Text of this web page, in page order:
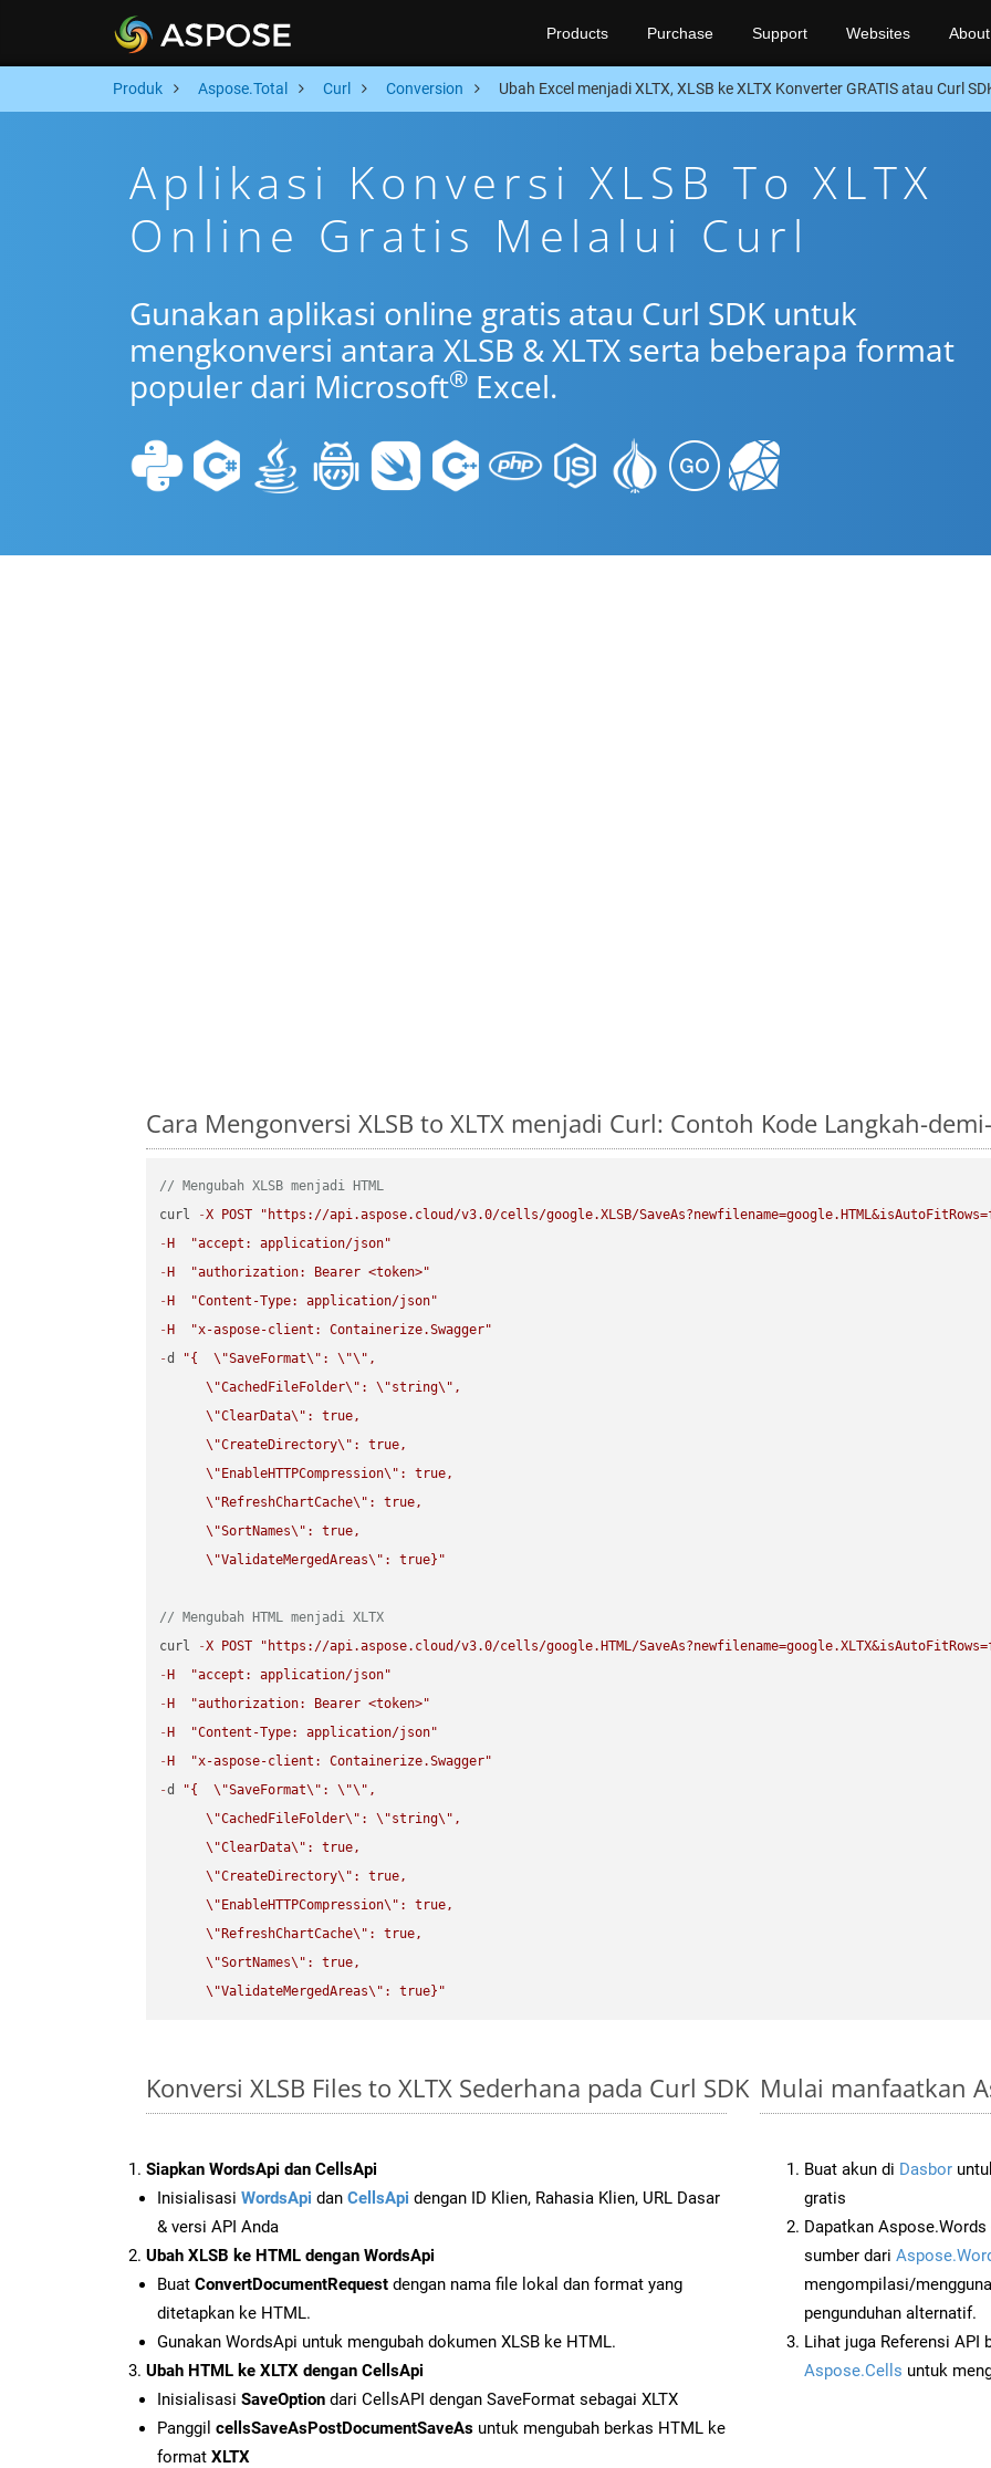
Products Purchase Support Websites About
Produk Aspose.Total Curl Conversion Ubah Excel menjadi XLTX, XLSB ke XLTX Konverter GRATIS atau Curl
Aplikasi Konversi XLSB To XLTX
Online Gratis Melalui Curl
Gunakan aplikasi online gratis atau Curl SDK untuk
mengkonversi antara XLSB & XLTX serta beberapa format
populer dari Microsoft® Excel.
Cara Mengonversi XLSB to XLTX menjadi Curl: Contoh Kode Langkah-
// Mengubah XLSB menjadi HTML
curl
-X POST
"https://api.aspose.cloud/v3.0/cells/google.XLSB/
- H
"accept: application/json"
- H
"authorization: Bearer <token>"
- H
"Content-Type: application/json"
- H
"x-aspose-client: Containerize.Swagger"
-d "{ \"SaveFormat\" : \"\" ,
\"CachedFileFolder\" : \"string\" ,
\"ClearData\" : true,
\"CreateDirectory\" : true,
\" EnableHTTPCompression\" : true,
\" RefreshChartCache\" : true,
\"SortNames\" : true,
\"ValidateMergedAreas\" : true}"
// Mengubah HTML menjadi XLTX
curl
-X POST
"https://api.aspose.cloud/v3.0/cells/google.HTML/
- H
"accept: application/json"
- H
"authorization: Bearer <token>"
- H
"Content-Type: application/json"
- H
"x-aspose-client: Containerize.Swagger"
-d "{ \"SaveFormat\" : \"\" ,
\"CachedFileFolder\" : \"string\" ,
\"ClearData\" : true,
\"CreateDirectory\" : true,
\" EnableHTTPCompression\" : true,
\" RefreshChartCache\" : true,
\"SortNames\" : true,
\"ValidateMergedAreas\" : true}"
Konversi XLSB Files to XLTX Sederhana pada Curl SDK
Siapkan WordsApi dan CellsApi
Inisialisasi WordsApi dan CellsApi dengan ID Klien, Rahasia Klien, URL Dasar
& versi API Anda
Ubah XLSB ke HTML dengan WordsApi
Buat ConvertDocumentRequest dengan nama file lokal dan format yang
ditetapkan ke HTML.
Gunakan WordsApi untuk mengubah dokumen XLSB ke HTML.
Ubah HTML ke XLTX dengan CellsApi
Inisialisasi SaveOption dari CellsAPI dengan SaveFormat sebagai XLTX
Panggil cellsSaveAsPostDocumentSaveAs untuk mengubah berkas HTML ke
format XLTX
Mulai manfaatkan
Buat akun di Dasbor
gratis
Dapatkan
sumber dari
mengompilasi/
pengunduhan alternatif.
Lihat juga Referensi API
Aspose.Cells untuk